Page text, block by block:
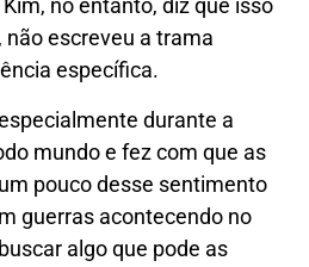
no entanto, diz que isso
escreveu a trama
específica.
durante a
mundo e fez com que as
pouco desse sentimento
guerras acontecendo no
algo que pode as